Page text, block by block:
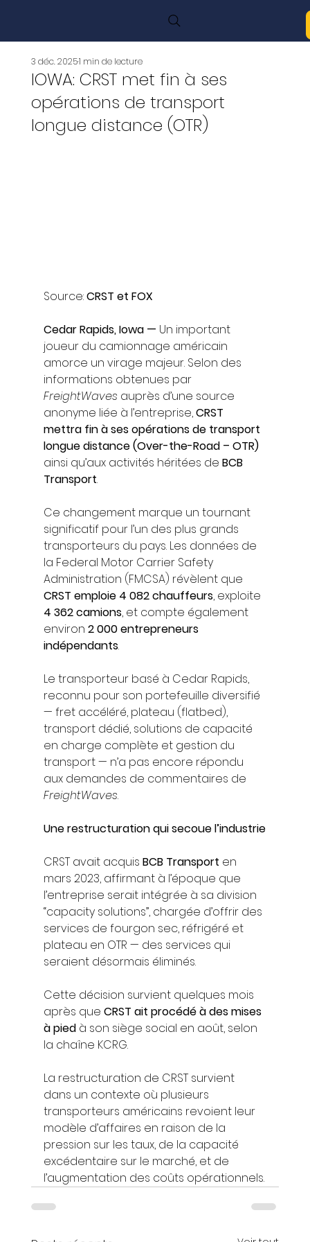
IOWA: CRST met fin à ses
opérations de transport
longue distance (OTR)
3 déc. 20251 min de lecture
Source: CRST et FOX
Cedar Rapids, Iowa — Un important
joueur du camionnage américain
amorce un virage majeur. Selon des
informations obtenues par
FreightWaves auprès d’une source
anonyme liée à l’entreprise, CRST
mettra fin à ses opérations de transport
longue distance (Over-the-Road – OTR)
ainsi qu’aux activités héritées de BCB
Transport.
Ce changement marque un tournant
significatif pour l’un des plus grands
transporteurs du pays. Les données de
la Federal Motor Carrier Safety
Administration (FMCSA) révèlent que
CRST emploie 4 082 chauffeurs, exploite
4 362 camions, et compte également
environ 2 000 entrepreneurs
indépendants.
Le transporteur basé à Cedar Rapids,
reconnu pour son portefeuille diversifié
— fret accéléré, plateau (flatbed),
transport dédié, solutions de capacité
en charge complète et gestion du
transport — n’a pas encore répondu
aux demandes de commentaires de
FreightWaves.
Une restructuration qui secoue l’industrie
CRST avait acquis BCB Transport en
mars 2023, affirmant à l’époque que
l’entreprise serait intégrée à sa division
“capacity solutions”, chargée d’offrir des
services de fourgon sec, réfrigéré et
plateau en OTR — des services qui
seraient désormais éliminés.
Cette décision survient quelques mois
après que CRST ait procédé à des mises
à pied à son siège social en août, selon
la chaîne KCRG.
La restructuration de CRST survient
dans un contexte où plusieurs
transporteurs américains revoient leur
modèle d’affaires en raison de la
pression sur les taux, de la capacité
excédentaire sur le marché, et de
l’augmentation des coûts opérationnels.